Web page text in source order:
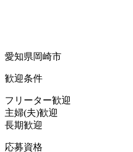
愛知県岡崎市
歓迎条件
フリーター歓迎
主婦(夫)歓迎
長期歓迎
応募資格